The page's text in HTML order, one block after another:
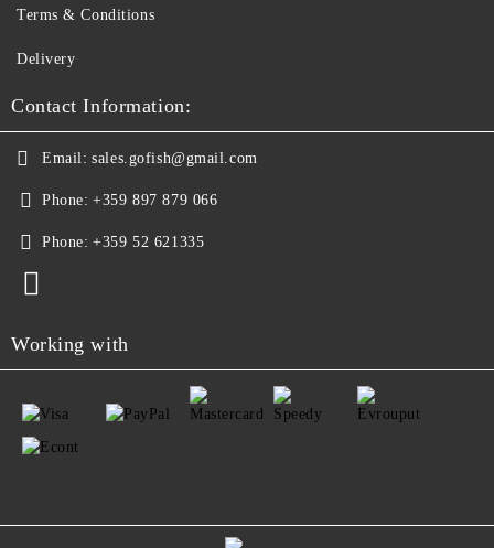
Terms & Conditions
Delivery
Contact Information:
Email: sales.gofish@gmail.com
Phone: +359 897 879 066
Phone: +359 52 621335
Working with